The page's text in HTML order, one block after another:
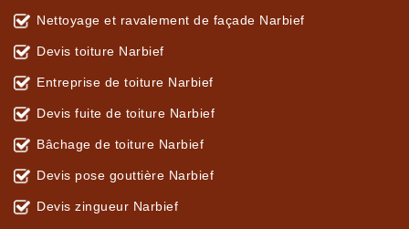
Nettoyage et ravalement de façade Narbief
Devis toiture Narbief
Entreprise de toiture Narbief
Devis fuite de toiture Narbief
Bâchage de toiture Narbief
Devis pose gouttière Narbief
Devis zingueur Narbief